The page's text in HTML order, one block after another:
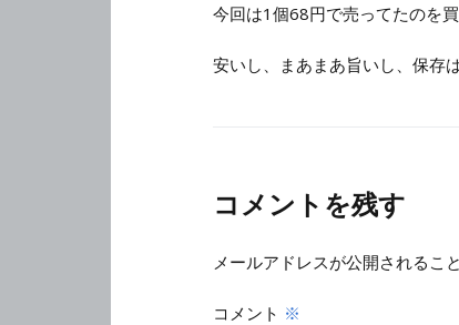
今回は1個68円で売ってたのを
安いし、まあまあ旨いし、保存
コメントを残す
メールアドレスが公開されるこ
コメント ※